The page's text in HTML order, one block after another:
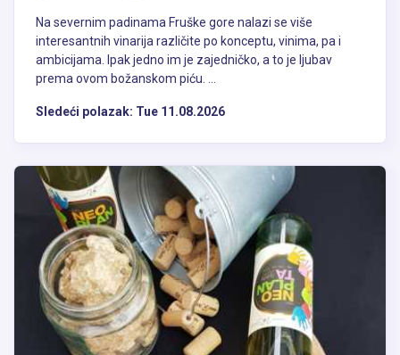
Na severnim padinama Fruške gore nalazi se više
interesantnih vinarija različite po konceptu, vinima, pa i
ambicijama. Ipak jedno im je zajedničko, a to je ljubav
prema ovom božanskom piću. ...
Sledeći polazak: Tue 11.08.2026